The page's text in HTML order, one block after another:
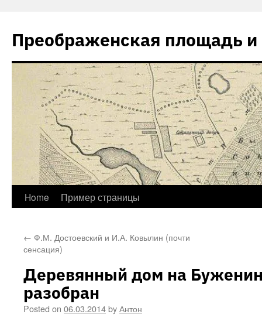
content
Преображенская площадь и
Home Пример страницы
← Ф.М. Достоевский и И.А. Ковылин (почти
сенсация)
Деревянный дом на
разобран
Posted on 06.03.2014byАнтон